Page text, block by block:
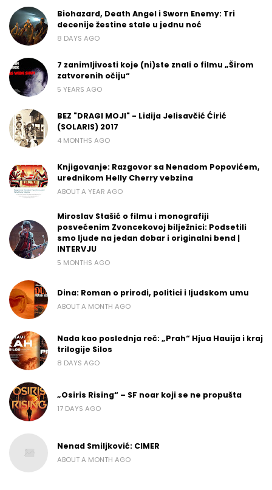
Biohazard, Death Angel i Sworn Enemy: Tri
decenije žestine stale u jednu noć
8 DAYS AGO
7 zanimljivosti koje (ni)ste znali o filmu „Širom
zatvorenih očiju“
5 YEARS AGO
BEZ "DRAGI MOJI" - Lidija Jelisavčić Ćirić
(SOLARIS) 2017
4 MONTHS AGO
Knjigovanje: Razgovor sa Nenadom Popovićem,
urednikom Helly Cherry vebzina
ABOUT A YEAR AGO
Miroslav Stašić o filmu i monografiji
posvećenim Zvoncekovoj bilježnici: Podsetili
smo ljude na jedan dobar i originalni bend |
INTERVJU
5 MONTHS AGO
Dina: Roman o prirodi, politici i ljudskom umu
ABOUT A MONTH AGO
Nada kao poslednja reč: „Prah“ Hjua Hauija i kraj
trilogije Silos
8 DAYS AGO
„Osiris Rising“ – SF noar koji se ne propušta
17 DAYS AGO
Nenad Smiljković: CIMER
ABOUT A MONTH AGO